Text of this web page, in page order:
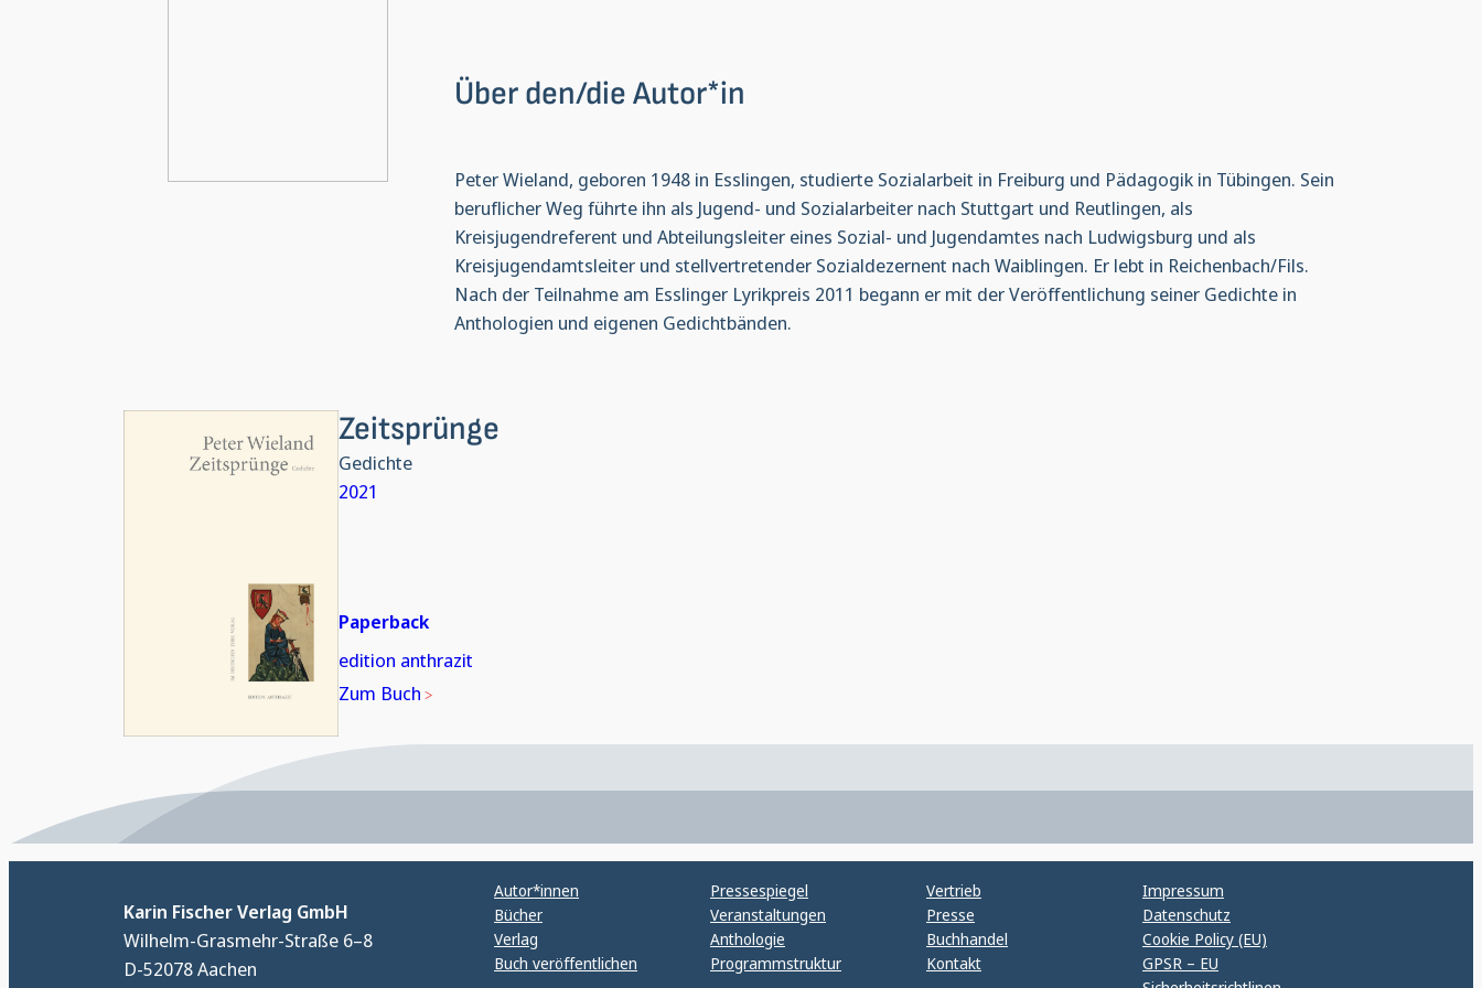
Über den/die Autor*in
Peter Wieland, geboren 1948 in Esslingen, studierte Sozialarbeit in Freiburg und Pädagogik in Tübingen. Sein
beruflicher Weg führte ihn als Jugend- und Sozialarbeiter nach Stuttgart und Reutlingen, als
Kreisjugendreferent und Abteilungsleiter eines Sozial- und Jugendamtes nach Ludwigsburg und als
Kreisjugendamtsleiter und stellvertretender Sozialdezernent nach Waiblingen. Er lebt in Reichenbach/Fils.
Nach der Teilnahme am Esslinger Lyrikpreis 2011 begann er mit der Veröffentlichung seiner Gedichte in
Anthologien und eigenen Gedichtbänden.
Zeitsprünge
Gedichte
2021
Paperback
edition anthrazit
Zum Buch
Karin Fischer Verlag GmbH
Wilhelm-Grasmehr-Straße 6–8
D-52078 Aachen
Autor*innen
Bücher
Verlag
Buch veröffentlichen
Pressespiegel
Veranstaltungen
Anthologie
Programmstruktur
Vertrieb
Presse
Buchhandel
Kontakt
Impressum
Datenschutz
Cookie Policy (EU)
GPSR – EU